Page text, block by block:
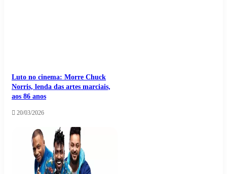
Luto no cinema: Morre Chuck
Norris, lenda das artes marciais,
aos 86 anos
20/03/2026